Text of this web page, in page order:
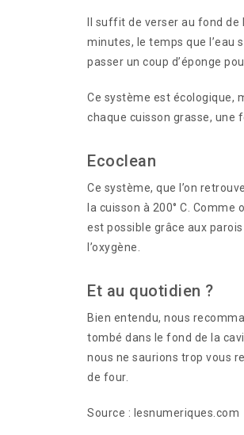
Il suffit de verser au fond
minutes, le temps que l’eau
passer un coup d’éponge
Ce système est écologique,
chaque cuisson grasse, une
Ecoclean
Ce système, que l’on
la cuisson à 200° C.
est possible grâce aux
l’oxygène.
Et au quotidien ?
Bien entendu, nous
tombé dans le fond de la
nous ne saurions trop vous
de four.
Source : lesnumeriques.com